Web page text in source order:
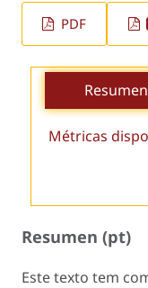
PDF
Resumen
Métricas
Resumen (pt)
Este texto tem